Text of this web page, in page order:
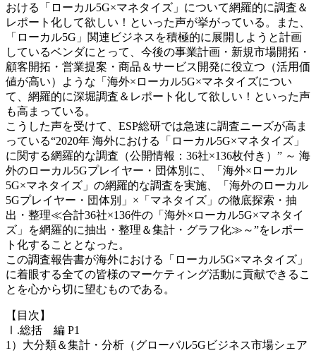
おける「ローカル5G×マネタイズ」について網羅的に調査＆
レポート化して欲しい！といった声が挙がっている。また、
「ローカル5G」関連ビジネスを積極的に展開しようと計画
しているベンダにとって、今後の事業計画・新規市場開拓・
顧客開拓・営業提案・商品＆サービス開発に役立つ（活用価
値が高い）ような「海外×ローカル5G×マネタイズについ
て、網羅的に深堀調査＆レポート化して欲しい！といった声
も高まっている。
こうした声を受けて、ESP総研では急速に調査ニーズが高ま
っている“2020年 海外における「ローカル5G×マネタイズ」
に関する網羅的な調査（公開情報：36社×136枚付き）” ～ 海
外のローカル5Gプレイヤー・団体別に、「海外×ローカル
5G×マネタイズ」の網羅的な調査を実施、「海外のローカル
5Gプレイヤー・団体別」×「マネタイズ」の徹底探索・抽
出・整理≪合計36社×136件の「海外×ローカル5G×マネタイ
ズ」を網羅的に抽出・整理＆集計・グラフ化≫～”をレポー
ト化することとなった。
この調査報告書が海外における「ローカル5G×マネタイズ」
に着眼する全ての皆様のマーケティング活動に貢献できるこ
とを心から切に望むものである。
【目次】
Ⅰ.総括 編 P1
1）大分類＆集計・分析（グローバル5Gビジネス市場シェア